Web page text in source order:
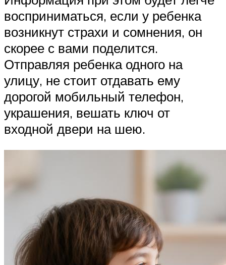
восприниматься, если у ребенка
возникнут страхи и сомнения, он
скорее с вами поделится.
Отправляя ребенка одного на
улицу, не стоит отдавать ему
дорогой мобильный телефон,
украшения, вешать ключ от
входной двери на шею.